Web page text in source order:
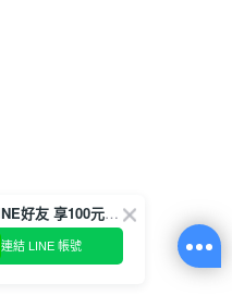
綁定LINE好友 享100元折價券
連結 LINE 帳號